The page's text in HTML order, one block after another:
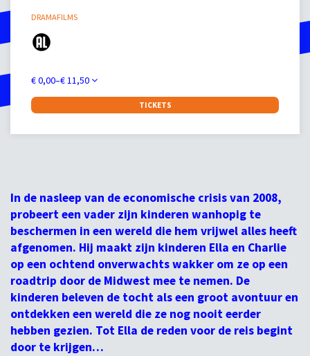
DRAMAFILMS
€ 0,00–€ 11,50
TICKETS
In de nasleep van de economische crisis van 2008,
probeert een vader zijn kinderen wanhopig te
beschermen in een wereld die hem vrijwel alles heeft
afgenomen. Hij maakt zijn kinderen Ella en Charlie
op een ochtend onverwachts wakker om ze op een
roadtrip door de Midwest mee te nemen. De
kinderen beleven de tocht als een groot avontuur en
ontdekken een wereld die ze nog nooit eerder
hebben gezien. Tot Ella de reden voor de reis begint
door te krijgen…